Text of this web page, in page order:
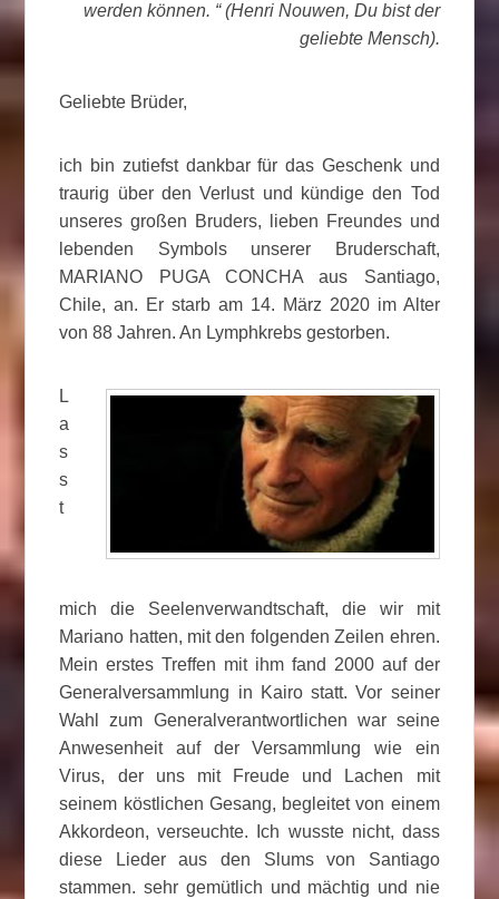
werden können. “ (Henri Nouwen, Du bist der
geliebte Mensch).
Geliebte Brüder,
ich bin zutiefst dankbar für das Geschenk und
traurig über den Verlust und kündige den Tod
unseres großen Bruders, lieben Freundes und
lebenden Symbols unserer Bruderschaft,
MARIANO PUGA CONCHA aus Santiago,
Chile, an. Er starb am 14. März 2020 im Alter
von 88 Jahren. An Lymphkrebs gestorben.
L
a
s
s
t
mich die Seelenverwandtschaft, die wir mit
Mariano hatten, mit den folgenden Zeilen ehren.
Mein erstes Treffen mit ihm fand 2000 auf der
Generalversammlung in Kairo statt. Vor seiner
Wahl zum Generalverantwortlichen war seine
Anwesenheit auf der Versammlung wie ein
Virus, der uns mit Freude und Lachen mit
seinem köstlichen Gesang, begleitet von einem
Akkordeon, verseuchte. Ich wusste nicht, dass
diese Lieder aus den Slums von Santiago
stammen. sehr gemütlich und mächtig und nie